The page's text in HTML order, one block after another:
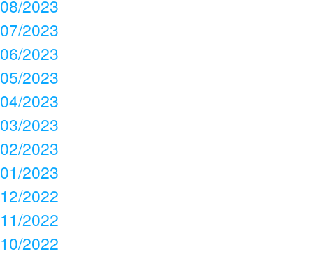
08/2023
07/2023
06/2023
05/2023
04/2023
03/2023
02/2023
01/2023
12/2022
11/2022
10/2022